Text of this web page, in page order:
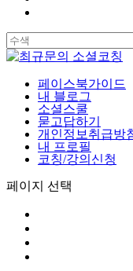
페이스북가이드
내 블로그
소셜스쿨
묻고답하기
개인정보취급방
내 프로필
코칭/강의신청
페이지 선택